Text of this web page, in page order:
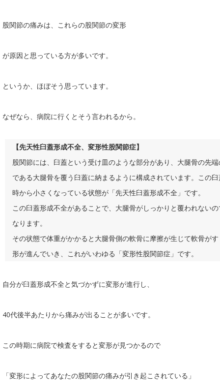
股関節の痛みは、これらの股関節の変形
が原因と思っている方が多いです。
というか、ほぼそう思っています。
なぜなら、病院に行くとそう言われるから。
【先天性臼蓋形成不全、変形性股関節症】
股関節には、臼蓋という受け皿のような部分があり、大腿骨の先
である大腿骨を覆う臼蓋に納まるように構成されています。この
時から小さくなっている状態が「先天性臼蓋形成不全」です。
この臼蓋形成不全があることで、大腿骨がしっかりと覆われない
なります。
その状態で体重がかかると大腿骨側の軟骨に摩擦が生じて軟骨が
形が進んでいき、これがいわゆる「変形性股関節症」です。
自分が臼蓋形成不全と気づかずに変形が進行し、
40代後半あたりから痛みが出ることが多いです。
この時期に病院で検査をすると変形が見つかるので
「変形によってあなたの股関節の痛みが引き起こされている」